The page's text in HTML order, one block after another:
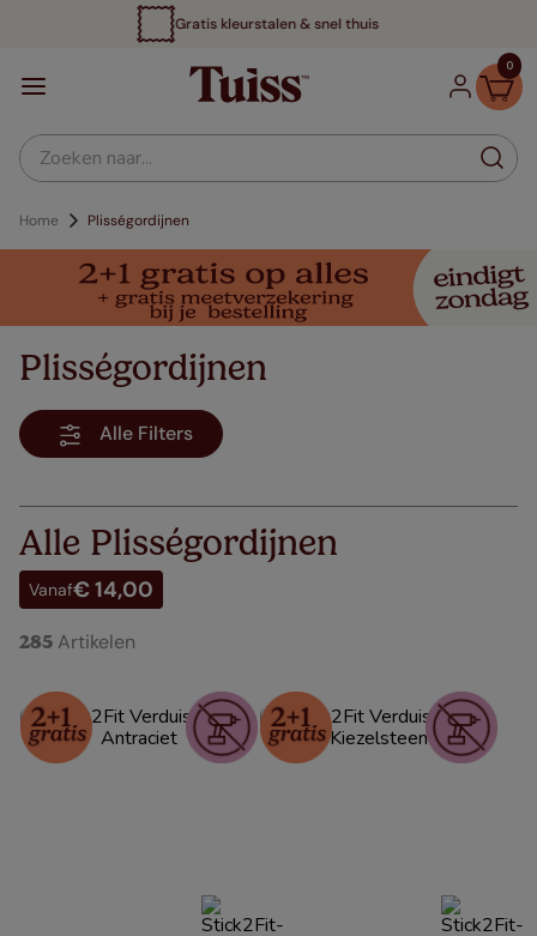
Tot 70% voordeliger
0
Zoeken naar...
Home Plisségordijnen
Plisségordijnen
Alle Filters
Alle Plisségordijnen
Vanaf€ 14,00
285 Artikelen